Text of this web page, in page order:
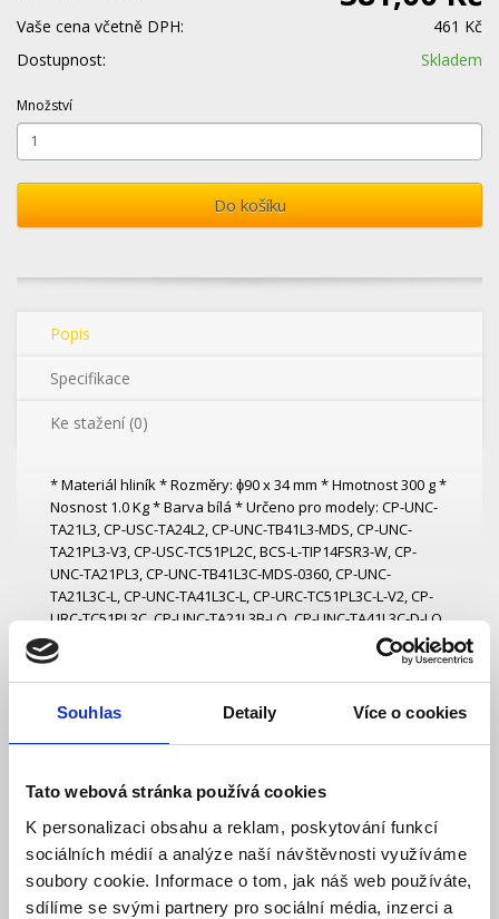
Souhlas Detaily Více o cookies
Tato webová stránka používá cookies
K personalizaci obsahu a reklam, poskytování funkcí
sociálních médií a analýze naší návštěvnosti využíváme
soubory cookie. Informace o tom, jak náš web používáte,
sdílíme se svými partnery pro sociální média, inzerci a
Vaše cena včetně DPH:
461 Kč
Dostupnost:
Skladem
Množství
Do košíku
Popis
Specifikace
Ke stažení (0)
* Materiál hliník * Rozměry: ɸ90 x 34 mm * Hmotnost 300 g *
Nosnost 1.0 Kg * Barva bílá * Určeno pro modely: CP-UNC-
TA21L3, CP-USC-TA24L2, CP-UNC-TB41L3-MDS, CP-UNC-
TA21PL3-V3, CP-USC-TC51PL2C, BCS-L-TIP14FSR3-W, CP-
UNC-TA21PL3, CP-UNC-TB41L3C-MDS-0360, CP-UNC-
TA21L3C-L, CP-UNC-TA41L3C-L, CP-URC-TC51PL3C-L-V2, CP-
URC-TC51PL3C, CP-UNC-TA21L3B-LQ, CP-UNC-TA41L3C-D-LQ,
CP-UNC-TA41L6C-D-Q apod. *
Podobné a související výrobky